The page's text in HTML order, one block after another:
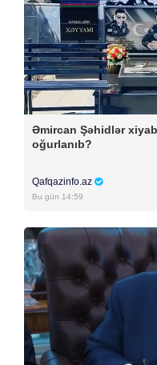
Əmircan Şəhidlər
oğurlanıb?
Qafqazinfo.az
Bu gün 14:59